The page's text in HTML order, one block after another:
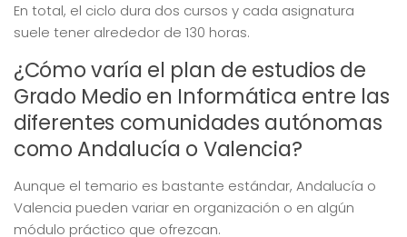
En total, el ciclo dura dos cursos y cada asignatura
suele tener alrededor de 130 horas.
¿Cómo varía el plan de estudios de
Grado Medio en Informática entre las
diferentes comunidades autónomas
como Andalucía o Valencia?
Aunque el temario es bastante estándar, Andalucía o
Valencia pueden variar en organización o en algún
módulo práctico que ofrezcan.